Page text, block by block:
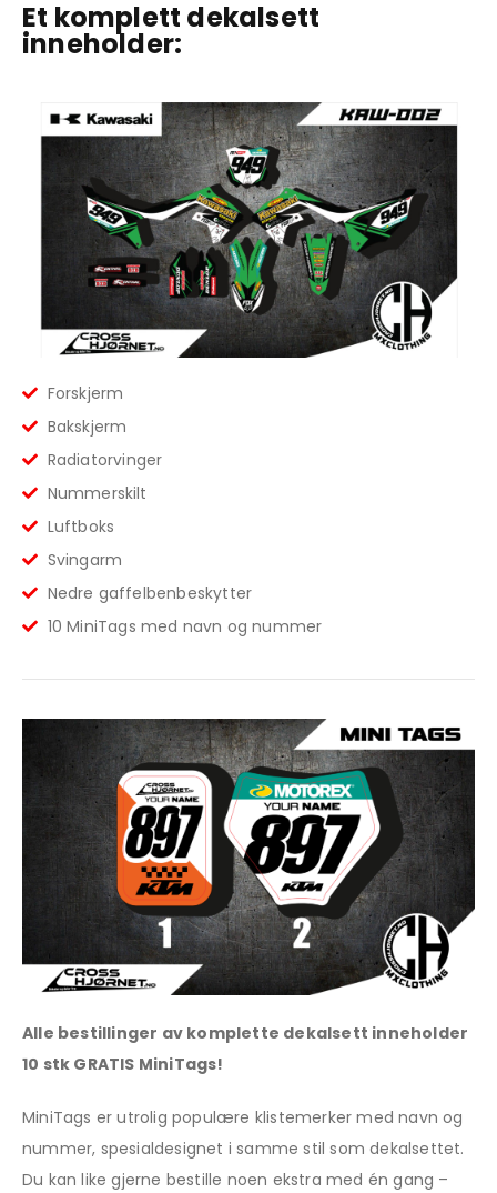
Et komplett dekalsett
inneholder:
Forskjerm
Bakskjerm
Radiatorvinger
Nummerskilt
Luftboks
Svingarm
Nedre gaffelbenbeskytter
10 MiniTags med navn og nummer
Alle bestillinger av komplette dekalsett inneholder
10 stk GRATIS MiniTags!
MiniTags er utrolig populære klistemerker med navn og
nummer, spesialdesignet i samme stil som dekalsettet.
Du kan like gjerne bestille noen ekstra med én gang –